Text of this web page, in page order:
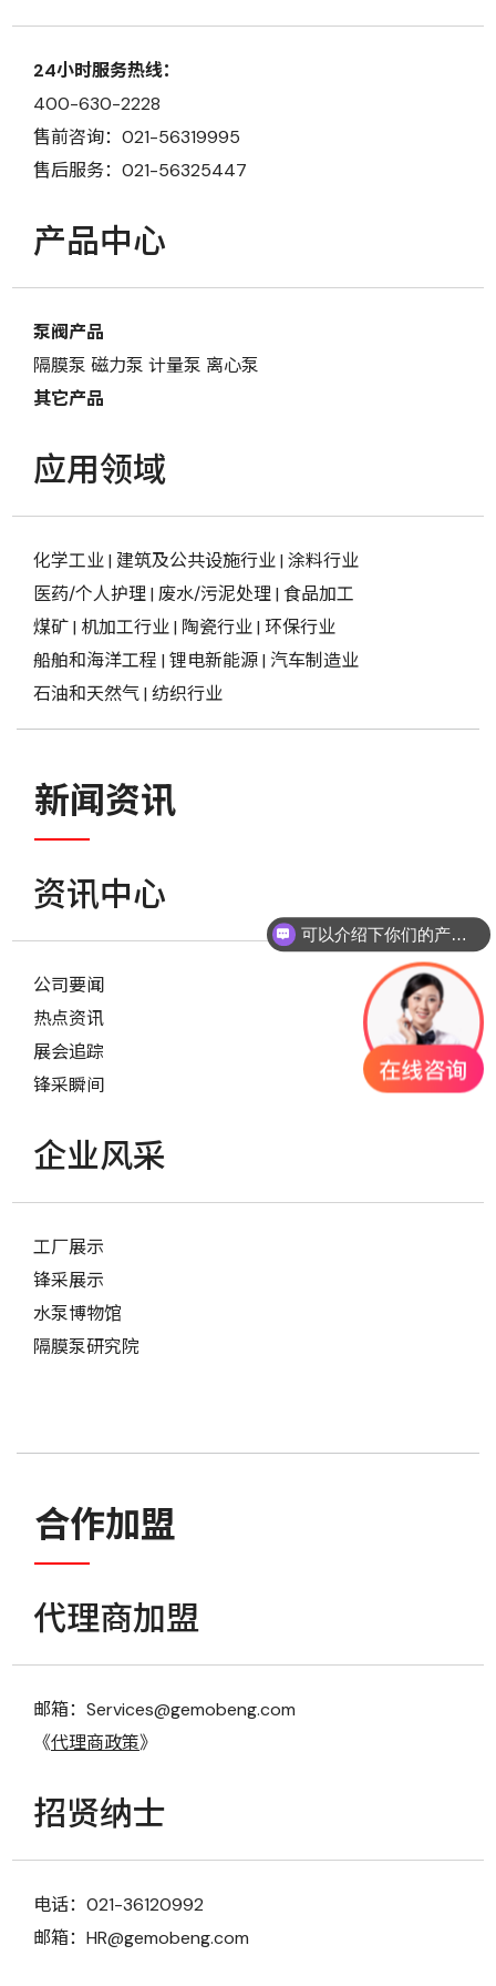
24小时服务热线：
400-630-2228
售前咨询：021-56319995
售后服务：021-56325447
产品中心
泵阀产品
隔膜泵 磁力泵 计量泵 离心泵
其它产品
应用领域
化学工业| 建筑及公共设施行业| 涂料行业
医药/个人护理| 废水/污泥处理| 食品加工
煤矿| 机加工行业| 陶瓷行业| 环保行业
船舶和海洋工程 | 锂电新能源| 汽车制造业
石油和天然气| 纺织行业
新闻资讯
资讯中心
公司要闻
热点资讯
展会追踪
锋采瞬间
企业风采
工厂展示
锋采展示
水泵博物馆
隔膜泵研究院
合作加盟
代理商加盟
邮箱：Services@gemobeng.com
《代理商政策》
招贤纳士
电话：021-36120992
邮箱：HR@gemobeng.com
可以介绍下你们的产品么？